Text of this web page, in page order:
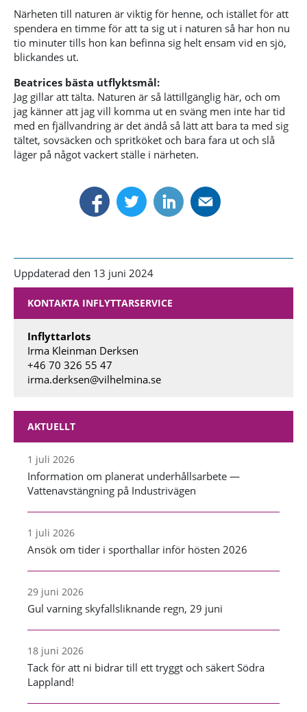
AKTUELLT
1 juli 2026
Information om planerat underhållsarbete —
Vattenavstängning på Industrivägen
1 juli 2026
Ansök om tider i sporthallar inför hösten 2026
29 juni 2026
Gul varning skyfallsliknande regn, 29 juni
18 juni 2026
Tack för att ni bidrar till ett tryggt och säkert Södra
Lappland!
Närheten till naturen är viktig för henne, och istället för att
spendera en timme för att ta sig ut i naturen så har hon nu
tio minuter tills hon kan befinna sig helt ensam vid en sjö,
blickandes ut.
Beatrices bästa utflyktsmål:
Jag gillar att tälta. Naturen är så lättillgänglig här, och om
jag känner att jag vill komma ut en sväng men inte har tid
med en fjällvandring är det ändå så lätt att bara ta med sig
tältet, sovsäcken och spritköket och bara fara ut och slå
läger på något vackert ställe i närheten.
Uppdaterad den 13 juni 2024
KONTAKTA INFLYTTARSERVICE
Inflyttarlots
Irma Kleinman Derksen
+46 70 326 55 47
irma.derksen@vilhelmina.se